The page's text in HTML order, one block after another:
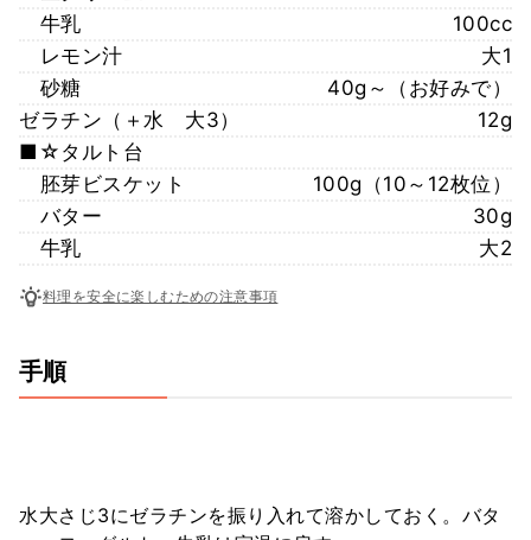
牛乳
100cc
レモン汁
大1
砂糖
40g～（お好みで）
ゼラチン（＋水 大3）
12g
■☆タルト台
胚芽ビスケット
100g（10～12枚位）
バター
30g
牛乳
大2
料理を安全に楽しむための注意事項
手順
水大さじ3にゼラチンを振り入れて溶かしておく。バタ